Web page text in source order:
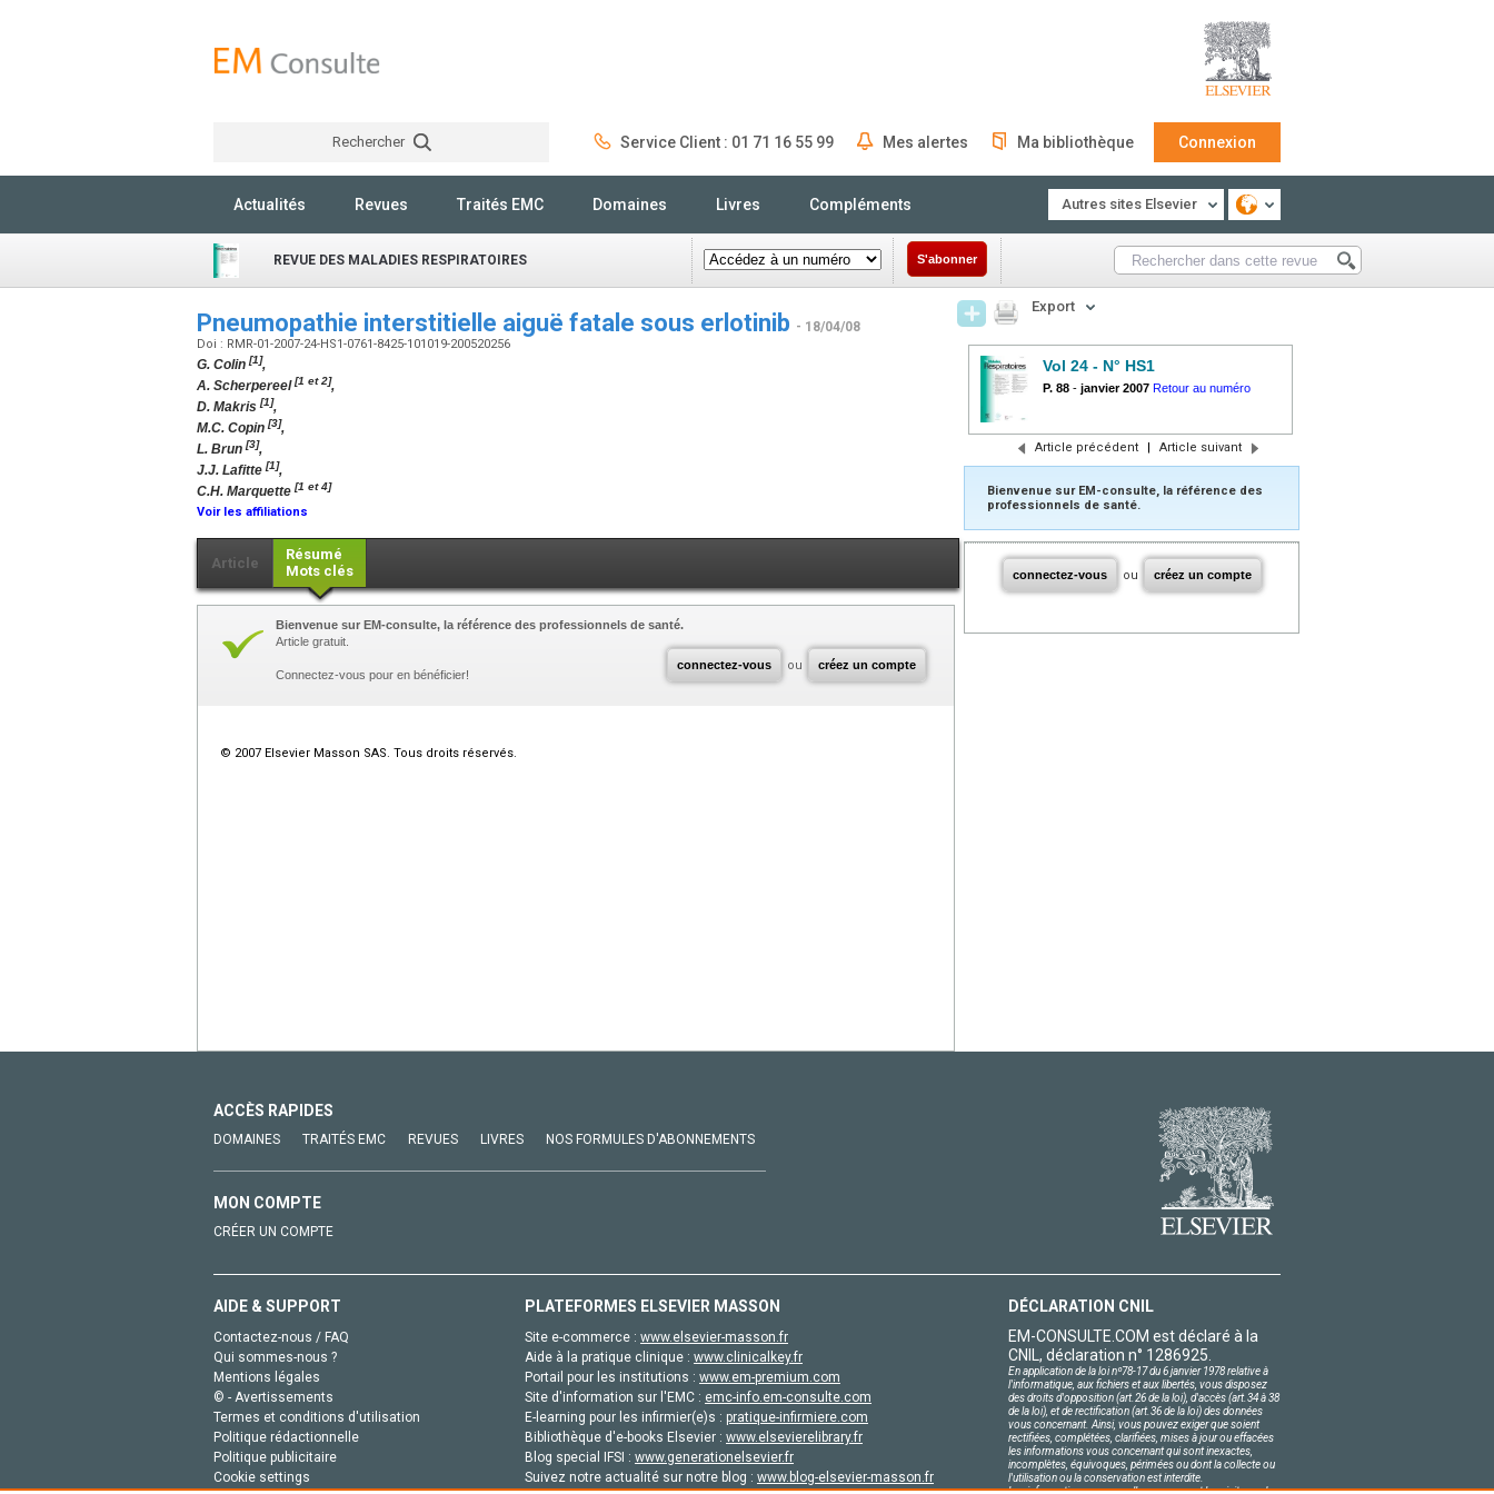
Rechercher Service Client : 01 71 16 55 99 Mes alertes Ma bibliothèque Connexion
Actualités Revues Traités EMC Domaines Livres Compléments Autres sites Elsevier
REVUE DES MALADIES RESPIRATOIRES S'abonner
Pneumopathie interstitielle aiguë fatale sous erlotinib - 18/04/08
Doi : RMR-01-2007-24-HS1-0761-8425-101019-200520256
G. Colin [1],
A. Scherpereel[1 et 2],
D. Makris [1],
M.C. Copin [3],
L. Brun [3],
J.J. Lafitte [1],
C.H. Marquette [1 et 4]
Voir les affiliations
Article
Résumé
Mots clés
connectez-vous ou créez un compte
Bienvenue sur EM-consulte, la référence des professionnels de santé.
Article gratuit.
Connectez-vous pour en bénéficier!
© 2007 Elsevier Masson SAS. Tous droits réservés.
Export
Vol 24 - N° HS1
P. 88 - janvier 2007 Retour au numéro
Article précédent | Article suivant
Bienvenue sur EM-consulte, la référence des
professionnels de santé.
connectez-vous ou créez un compte
ACCÈS RAPIDES
DOMAINES TRAITÉS EMC REVUES LIVRES NOS FORMULES D'ABONNEMENTS
MON COMPTE
CRÉER UN COMPTE
AIDE & SUPPORT
Contactez-nous / FAQ
Qui sommes-nous ?
Mentions légales
© - Avertissements
Termes et conditions d'utilisation
Politique rédactionnelle
Politique publicitaire
Cookie settings
PLATEFORMES ELSEVIER MASSON
Site e-commerce : www.elsevier-masson.fr
Aide à la pratique clinique : www.clinicalkey.fr
Portail pour les institutions : www.em-premium.com
Site d'information sur l'EMC : emc-info.em-consulte.com
E-learning pour les infirmier(e)s : pratique-infirmiere.com
Bibliothèque d'e-books Elsevier : www.elsevierelibrary.fr
Blog special IFSI : www.generationelsevier.fr
Suivez notre actualité sur notre blog : www.blog-elsevier-masson.fr
DÉCLARATION CNIL
EM-CONSULTE.COM est déclaré à la
CNIL, déclaration n° 1286925.
En application de la loi nº78-17 du 6 janvier 1978 relative à
l'informatique, aux fichiers et aux libertés, vous disposez
des droits d'opposition (art.26 de la loi), d'accès (art.34 à 38
de la loi), et de rectification (art.36 de la loi) des données
vous concernant. Ainsi, vous pouvez exiger que soient
rectifiées, complétées, clarifiées, mises à jour ou effacées
les informations vous concernant qui sont inexactes,
incomplètes, équivoques, périmées ou dont la collecte ou
l'utilisation ou la conservation est interdite.
Les informations personnelles concernant les visiteurs de